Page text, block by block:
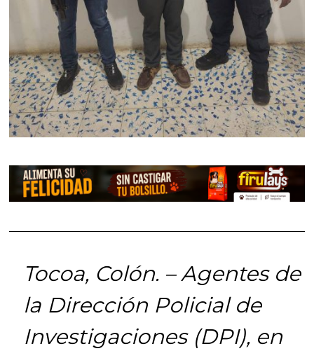
Tocoa, Colón. – Agentes de
la Dirección Policial de
Investigaciones (DPI), en